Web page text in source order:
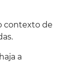
contexto de
a